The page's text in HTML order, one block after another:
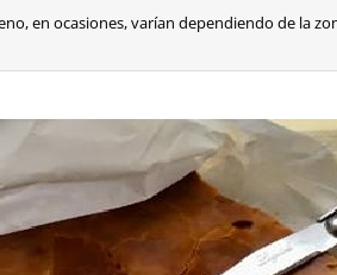
en ocasiones, varían dependiendo de la